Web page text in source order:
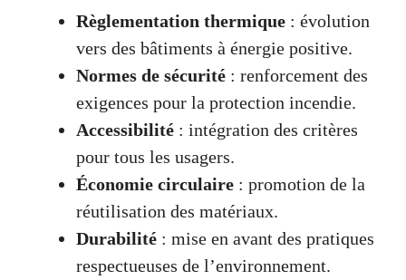
Règlementation thermique : évolution
vers des bâtiments à énergie positive.
Normes de sécurité : renforcement des
exigences pour la protection incendie.
Accessibilité : intégration des critères
pour tous les usagers.
Économie circulaire : promotion de la
réutilisation des matériaux.
Durabilité : mise en avant des pratiques
respectueuses de l’environnement.